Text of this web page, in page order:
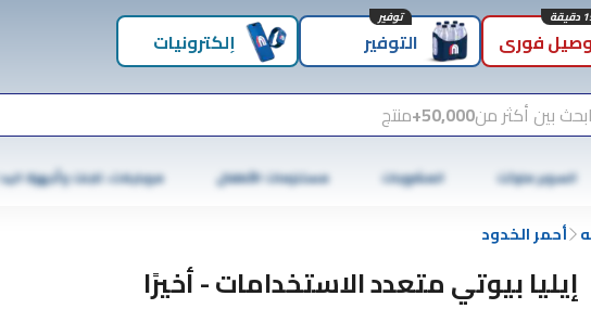
فوري التوفير
توفير
إلكترونيات
ابحث بين أكثر من50,000+ منتج
السوبر ماركت المشروبات مستلزمات الأطفال موبايلات، تابلت وأجهزة
أحمر الخدود
إيليا بيوتي متعدد الاستخدامات - أخيرًا